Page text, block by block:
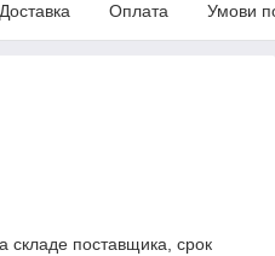
Доставка Оплата Умови
складе поставщика, срок